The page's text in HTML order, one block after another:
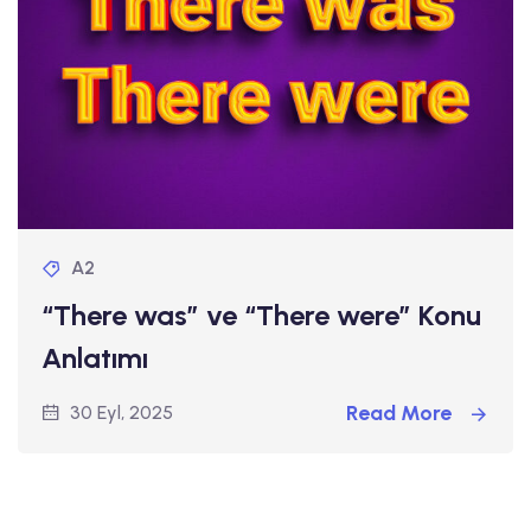
A2
“There was” ve “There were” Konu
Anlatımı
30 Eyl, 2025 Read More